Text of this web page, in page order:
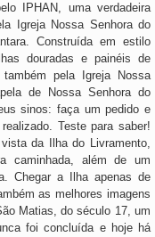
IPHAN, uma verdadeira
Igreja Nossa Senhora do
Construída em estilo
douradas e painéis de
pela Igreja Nossa
de Nossa Senhora do
sinos: faça um pedido e
Teste para saber!
da Ilha do Livramento,
caminhada, além de um
Chegar a Ilha apenas de
as melhores imagens
Matias, do século 17, um
foi concluída e hoje há